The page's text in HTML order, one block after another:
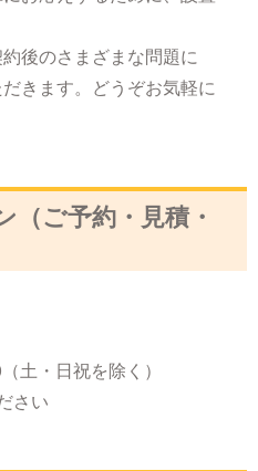
後のさまざまな問題に
きます。どうぞお気軽に
ご予約・見積・
土・日祝を除く）
さい